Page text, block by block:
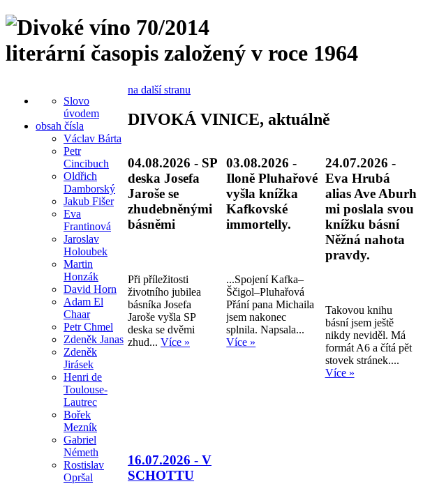
literární časopis založený v roce 1964
Slovo
úvodem
obsah čísla
Václav Bárta
Petr
Cincibuch
Oldřich
Damborský
Jakub Fišer
Eva
Frantinová
Jaroslav
Holoubek
Martin
Honzák
David Horn
Adam El
Chaar
Petr Chmel
Zdeněk Janas
Zdeněk
Jirásek
Henri de
Toulouse-
Lautrec
Bořek
Mezník
Gabriel
Németh
Rostislav
Opršal
na další stranu
DIVOKÁ VINICE, aktuálně
04.08.2026 - SP
deska Josefa
Jaroše se
zhudebněnými
básněmi
Při příležitosti
životního jubilea
básníka Josefa
Jaroše vyšla SP
deska se dvěmi
zhud... Více »
03.08.2026 -
Iloně Pluhařové
vyšla knížka
Kafkovské
immortelly.
...Spojení Kafka–
Ščigol–Pluhařová
Přání pana Michaila
jsem nakonec
splnila. Napsala...
Více »
24.07.2026 -
Eva Hrubá
alias Ave Aburh
mi poslala svou
knížku básní
Něžná nahota
pravdy.
Takovou knihu
básní jsem ještě
nikdy neviděl. Má
formát A6 a čítá pět
stovek stránek....
Více »
16.07.2026 - V
SCHOTTU